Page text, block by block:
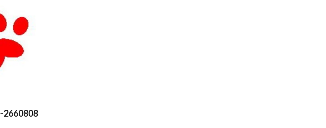
2660808